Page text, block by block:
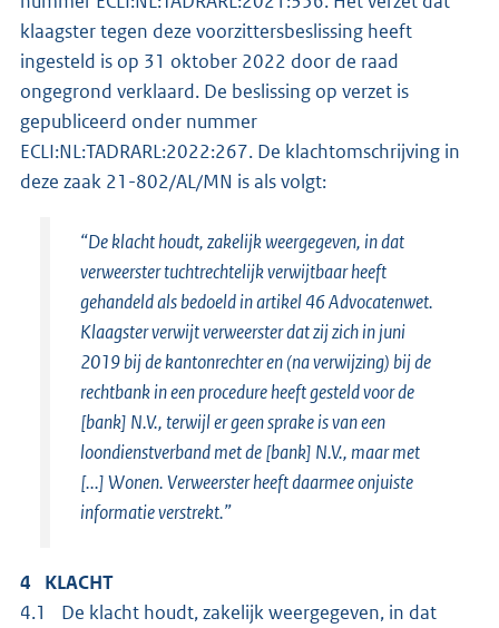
klaagster tegen deze voorzittersbeslissing heeft
ingesteld is op 31 oktober 2022 door de raad
ongegrond verklaard. De beslissing op verzet is
gepubliceerd onder nummer
ECLI:NL:TADRARL:2022:267. De klachtomschrijving in
deze zaak 21-802/AL/MN is als volgt:
“De klacht houdt, zakelijk weergegeven, in dat
verweerster tuchtrechtelijk verwijtbaar heeft
gehandeld als bedoeld in artikel 46 Advocatenwet.
Klaagster verwijt verweerster dat zij zich in juni
2019 bij de kantonrechter en (na verwijzing) bij de
rechtbank in een procedure heeft gesteld voor de
[bank] N.V., terwijl er geen sprake is van een
loondienstverband met de [bank] N.V., maar met
[...] Wonen. Verweerster heeft daarmee onjuiste
informatie verstrekt.”
4 KLACHT
4.1 De klacht houdt, zakelijk weergegeven, in dat